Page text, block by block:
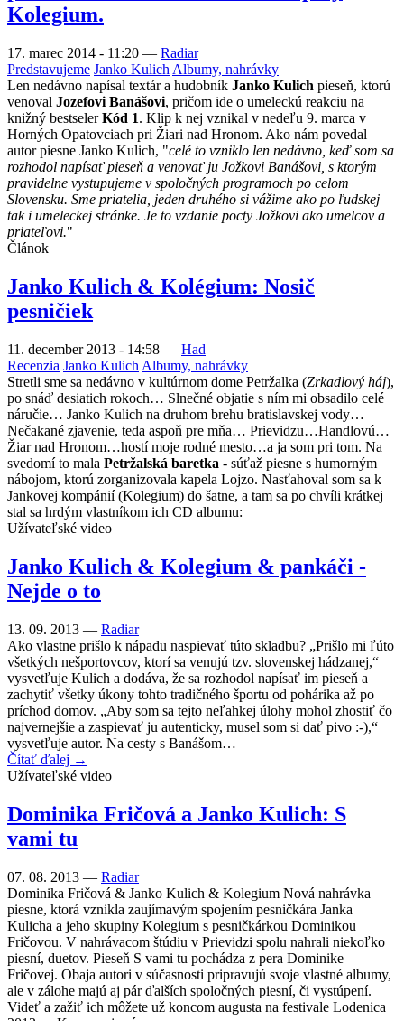
Kolegium.
17. marec 2014 - 11:20 — Radiar
Predstavujeme Janko Kulich Albumy, nahrávky
Len nedávno napísal textár a hudobník Janko Kulich pieseň, ktorú
venoval Jozefovi Banášovi, pričom ide o umeleckú reakciu na
knižný bestselerKód 1. Klip k nej vznikal v nedeľu 9. marca v
Horných Opatovciach pri Žiari nad Hronom. Ako nám povedal
autor piesne Janko Kulich, "celé to vzniklo len nedávno, keď som sa
rozhodol napísať pieseň a venovať ju Jožkovi Banášovi, s ktorým
pravidelne vystupujeme v spoločných programoch po celom
Slovensku. Sme priatelia, jeden druhého si vážime ako po ľudskej
tak i umeleckej stránke. Je to vzdanie pocty Jožkovi ako umelcov a
priateľovi."
Článok
Janko Kulich & Kolégium: Nosič
pesničiek
11. december 2013 - 14:58 — Had
Recenzia Janko Kulich Albumy, nahrávky
Stretli sme sa nedávno v kultúrnom dome Petržalka (Zrkadlový háj),
po snáď desiatich rokoch… Slnečné objatie s ním mi obsadilo celé
náručie… Janko Kulich na druhom brehu bratislavskej vody…
Nečakané zjavenie, teda aspoň pre mňa… Prievidzu…Handlovú…
Žiar nad Hronom…hostí moje rodné mesto…a ja som pri tom. Na
svedomí to mala Petržalská baretka - súťaž piesne s humorným
nábojom, ktorú zorganizovala kapela Lojzo. Nasťahoval som sa k
Jankovej kompánií (Kolegium) do šatne, a tam sa po chvíli krátkej
stal sa hrdým vlastníkom ich CD albumu:
Užívateľské video
Janko Kulich & Kolegium & pankáči -
Nejde o to
13. 09. 2013 — Radiar
Ako vlastne prišlo k nápadu naspievať túto skladbu? „Prišlo mi ľúto
všetkých nešportovcov, ktorí sa venujú tzv. slovenskej hádzanej,“
vysvetľuje Kulich a dodáva, že sa rozhodol napísať im pieseň a
zachytiť všetky úkony tohto tradičného športu od pohárika až po
príchod domov. „Aby som sa tejto neľahkej úlohy mohol zhostiť čo
najvernejšie a zaspievať ju autenticky, musel som si dať pivo :-),“
vysvetľuje autor. Na cesty s Banášom…
Čítať ďalej →
Užívateľské video
Dominika Fričová a Janko Kulich: S
vami tu
07. 08. 2013 — Radiar
Dominika Fričová & Janko Kulich & Kolegium Nová nahrávka
piesne, ktorá vznikla zaujímavým spojením pesničkára Janka
Kulicha a jeho skupiny Kolegium s pesničkárkou Dominikou
Fričovou. V nahrávacom štúdiu v Prievidzi spolu nahrali niekoľko
piesní, duetov. Pieseň S vami tu pochádza z pera Dominike
Fričovej. Obaja autori v súčasnosti pripravujú svoje vlastné albumy,
ale v zálohe majú aj pár ďalších spoločných piesní, či vystúpení.
Videť a zažiť ich môžete už koncom augusta na festivale Lodenica